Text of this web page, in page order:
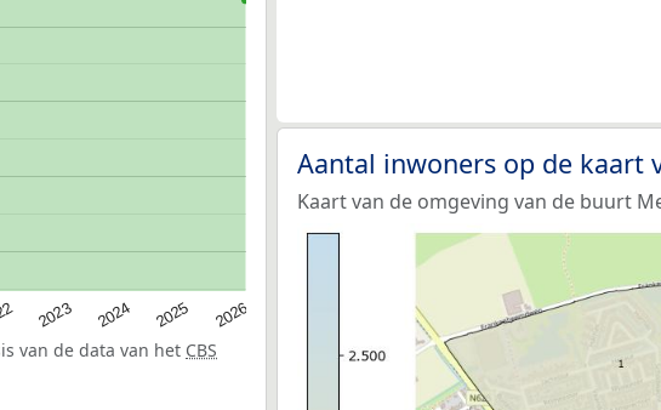
2023 2024 2025 2026
van de data van het CBS
Aantal inwoners op de kaart
Kaart van de omgeving van de buurt